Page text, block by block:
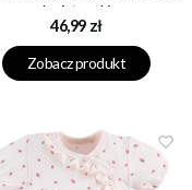
kwiatuszki
Cena
46,99 zł
Zobacz produkt